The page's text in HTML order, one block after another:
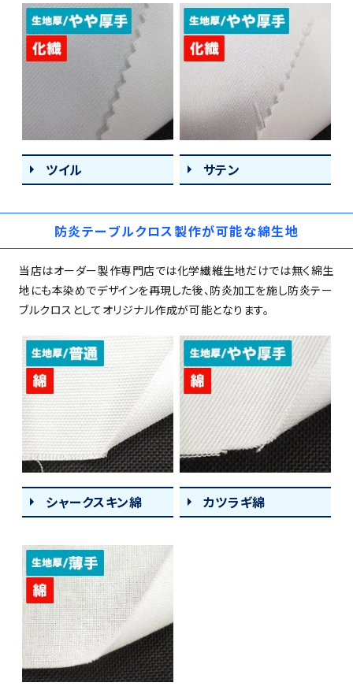
ツイル サテン
防炎テーブルクロス製作が可能な綿生地
当店はオーダー製作専門店では化学繊維生地だけでは無く綿生
地にも本染めでデザインを再現した後、防炎加工を施し防炎テー
ブルクロスとしてオリジナル作成が可能となります。
シャークスキン綿 カツラギ綿